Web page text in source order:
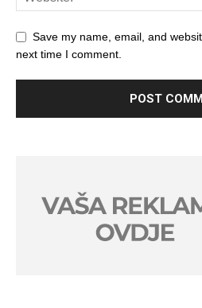
Save my name, email, and
next time I comment.